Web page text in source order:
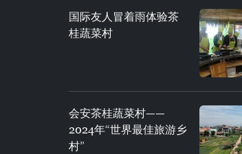
国际友人冒着雨体验茶
桂蔬菜村
会安茶桂蔬菜村——
2024年“世界最佳旅游乡
村”